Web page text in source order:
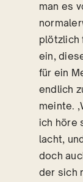
man es
plötzlich
ein,
für ein
endlich
meinte.
ich höre
lacht,
doch
der sich